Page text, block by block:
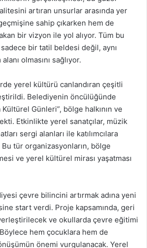
artıran unsurlar arasında yer
sahip çıkarken hem de
bir vizyon ile yol alıyor. Tüm bu
sadece bir tatil beldesi değil, aynı
olmasını sağlıyor.
yerel kültürü canlandıran çeşitli
Belediyenin öncülüğünde
Günleri”, bölge halkının ve
Etkinlikte yerel sanatçılar, müzik
sergi alanları ile katılımcılara
tür organizasyonların, bölge
ve yerel kültürel mirası yaşatması
çevre bilincini artırmak adına yeni
start verdi. Proje kapsamında, geri
ve okullarda çevre eğitimi
hem çocuklara hem de
önemi vurgulanacak. Yerel